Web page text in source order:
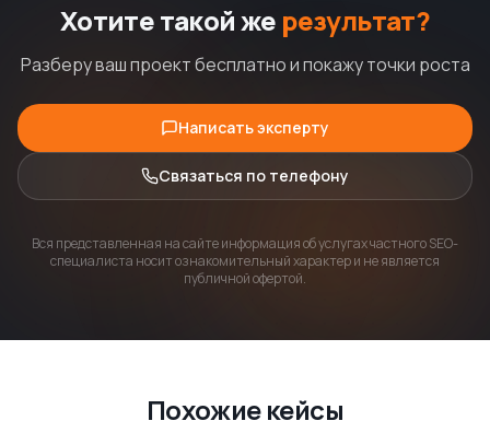
Хотите такой же результат?
Разберу ваш проект бесплатно и покажу точки роста
Написать эксперту
Связаться по телефону
Вся представленная на сайте информация об услугах частного SEO-
специалиста носит ознакомительный характер и не является
публичной офертой.
Похожие кейсы